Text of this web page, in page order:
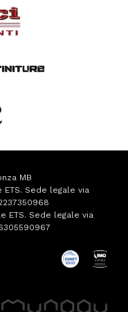
MB
Sede legale via
ETS. Sede legale via